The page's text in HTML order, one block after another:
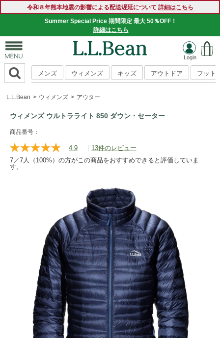
令和８年熊本地震の影響による配送遅延について 詳細はこちら
Summer Special Price 期間限定 最大 50％OFF！
詳細はこちら
メンズ ウィメンズ キッズ アウトドア フット
L.L.Bean ウィメンズ アウター
ウィメンズ ウルトラライト 850 ダウン・セーター
https://www.llbean.co.jp/womens/outer/down/g/P122698.html
商品番号：
4.9
レ
ビ
読
む.
同
じ
ペ
ー
ジ
の
リ
ン
ク。
| 13件のレビュー
7／7人（100%）の方がこの商品をおすすめできると評価していま
す。